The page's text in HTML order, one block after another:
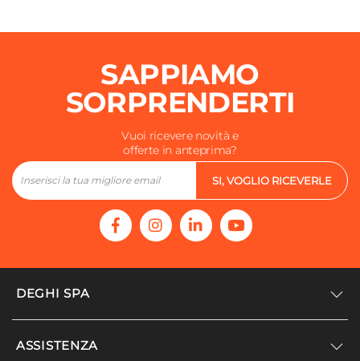
SAPPIAMO
SORPRENDERTI
Vuoi ricevere novità e
offerte in anteprima?
SI, VOGLIO RICEVERLE
DEGHI SPA
Accedi/Registrati
ASSISTENZA